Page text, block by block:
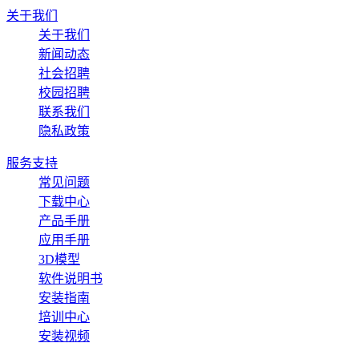
关于我们
关于我们
新闻动态
社会招聘
校园招聘
联系我们
隐私政策
服务支持
常见问题
下载中心
产品手册
应用手册
3D模型
软件说明书
安装指南
培训中心
安装视频